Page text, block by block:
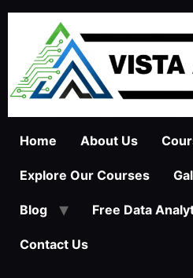
Home About Us
Explore Our Courses
Blog Free Data
Contact Us